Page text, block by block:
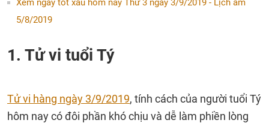
Xem ngày tốt xấu hôm nay Thứ 3 ngày 3/9/2019 - Lịch âm
5/8/2019
1. Tử vi tuổi Tý
Tử vi hàng ngày 3/9/2019, tính cách của người tuổi Tý
hôm nay có đôi phần khó chịu và dễ làm phiền lòng